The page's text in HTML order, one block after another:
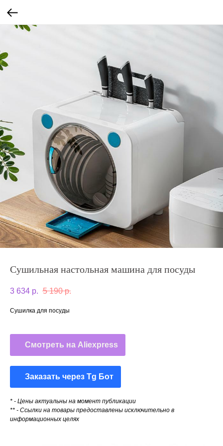
Сушильная настольная машина для посуды
3 634 р. 5 190 р.
Сушилка для посуды
Смотреть на Aliexpress
Заказать через Tg Бот
* - Цены актуальны на момент публикации
** - Ссылки на товары предоставлены исключительно в
информационных целях